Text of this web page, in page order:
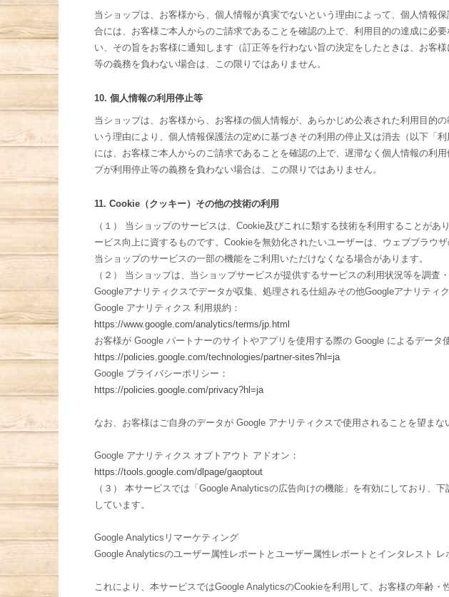
当ショップは、お客様から、個人情報が真実でないという理由によって、個人情報
合には、お客様ご本人からのご請求であることを確認の上で、利用目的の達成に必
い、その旨をお客様に通知します（訂正等を行わない旨の決定をしたときは、お客
等の義務を負わない場合は、この限りではありません。
10. 個人情報の利用停止等
当ショップは、お客様から、お客様の個人情報が、あらかじめ公表された利用目的
いう理由により、個人情報保護法の定めに基づきその利用の停止又は消去（以下「
には、お客様ご本人からのご請求であることを確認の上で、遅滞なく個人情報の利
プが利用停止等の義務を負わない場合は、この限りではありません。
11. Cookie（クッキー）その他の技術の利用
（１） 当ショップのサービスは、Cookie及びこれに類する技術を利用することが
ービス向上に資するものです。Cookieを無効化されたいユーザーは、ウェブブラウ
当ショップのサービスの一部の機能をご利用いただけなくなる場合があります。
（２） 当ショップは、当ショップサービスが提供するサービスの利用状況等を調
Googleアナリティクスでデータが収集、処理される仕組みその他Googleアナリティ
Google アナリティクス 利用規約：
https://www.google.com/analytics/terms/jp.html
お客様が Google パートナーのサイトやアプリを使用する際の Google によるデータ
https://policies.google.com/technologies/partner-sites?hl=ja
Google プライバシーポリシー：
https://policies.google.com/privacy?hl=ja
なお、お客様はご自身のデータが Google アナリティクスで使用されることを望ま
Google アナリティクス オプトアウト アドオン：
https://tools.google.com/dlpage/gaoptout
（３） 本サービスでは「Google Analyticsの広告向けの機能」を有効にしており、
しています。
Google Analyticsリマーケティング
Google Analyticsのユーザー属性レポートとユーザー属性レポートとインタレスト レ
これにより、本サービスではGoogle AnalyticsのCookieを利用して、お客様の年齢